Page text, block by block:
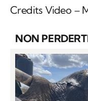
Credits Video –
NON